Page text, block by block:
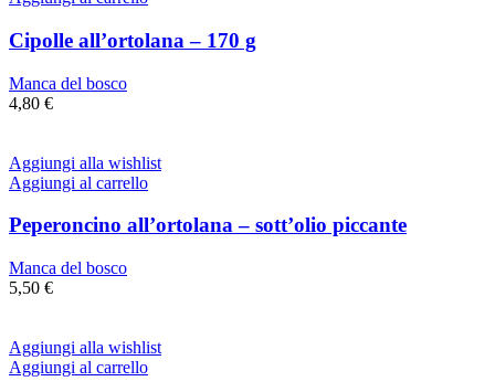
Cipolle all’ortolana – 170 g
Manca del bosco
4,80 €
Aggiungi alla wishlist
Aggiungi al carrello
Peperoncino all’ortolana – sott’olio piccante
Manca del bosco
5,50 €
Aggiungi alla wishlist
Aggiungi al carrello